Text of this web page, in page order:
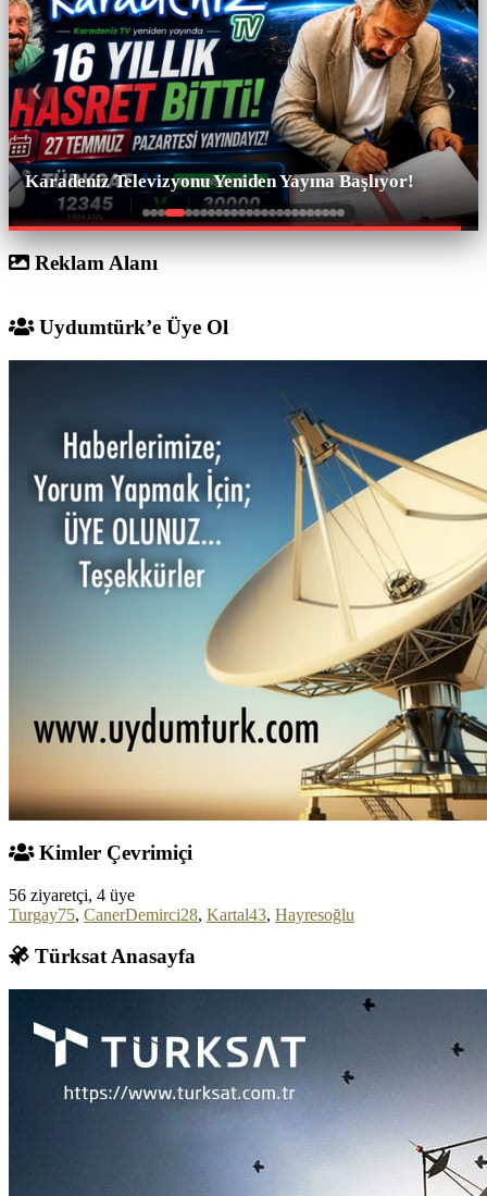
❮ ❯
SAT.2, 2027'de Yayına Başlıyor!
Reklam Alanı
Uydumtürk’e Üye Ol
Kimler Çevrimiçi
56 ziyaretçi, 4 üye
Turgay75, CanerDemirci28, Kartal43, Hayresoğlu
Türksat Anasayfa